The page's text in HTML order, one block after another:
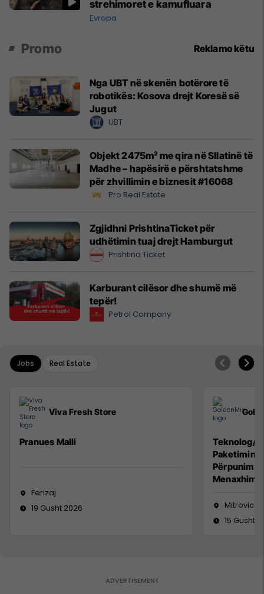
strehimoret e kamufluara
Evropa
Promo Reklamo këtu
Nga UBT në skenën botërore të
robotikës: Kosova drejt Koresë së
Jugut
UBT
Objekt 2475m² me qira në Sllatinë të
Madhe – hapësirë e përshtatshme
për zhvillimin e biznesit #16068
Pro Real Estate
Zgjidhni PrishtinaTicket për
udhëtimin tuaj drejt Hamburgut
Prishtina Ticket
Karburant cilësor dhe shumë më
tepër!
Petrol Company
Jobs Real Estate
Viva Fresh Store
Pranues Malli
Ferizaj
19 Gusht 2026
Teknolog/e
Paketimin
Mitrovicë
15 Gusht